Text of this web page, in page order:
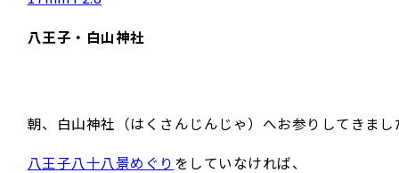
八王子・白山神社
朝、白山神社（はくさんじんじゃ）へお参りしてきまし
八王子八十八景めぐり をしていなければ、